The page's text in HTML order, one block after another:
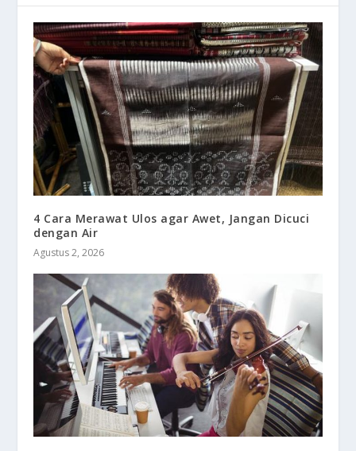
4 Cara Merawat Ulos agar Awet, Jangan Dicuci
dengan Air
Agustus 2, 2026